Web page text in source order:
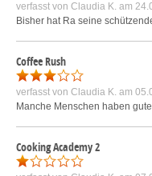
verfasst von Claudia K. am
Bisher hat Ra seine
Coffee Rush
verfasst von Claudia K. am
Manche Menschen haben
Cooking Academy 2